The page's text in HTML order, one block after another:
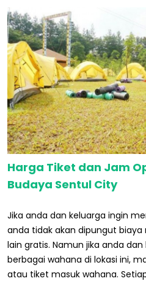
Harga Tiket dan Jam
Budaya Sentul City
Jika anda dan keluarga ingin
anda tidak akan dipungut
lain gratis. Namun jika anda
berbagai wahana di lokasi ini,
atau tiket masuk wahana.